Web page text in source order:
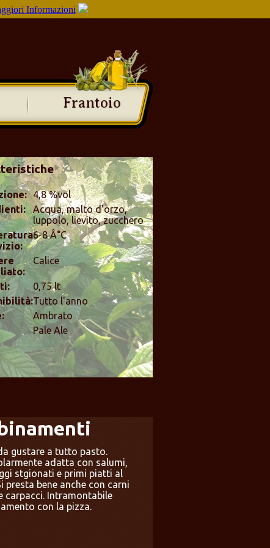
Informazioni
Frantoio
4,8 %vol
Acqua, malto d'orzo,
luppolo, lievito, zucchero
6-8 Â°C
Calice
0,75 lt
Tutto l'anno
Ambrato
Pale Ale
gustare a tutto pasto.
adatta con salumi,
stgionati e primi piatti al
presta bene anche con carni
carpacci. Intramontabile
con la pizza.